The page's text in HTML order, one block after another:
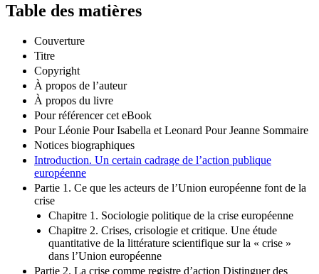
Table des matières
Couverture
Titre
Copyright
À propos de l’auteur
À propos du livre
Pour référencer cet eBook
Pour Léonie Pour Isabella et Leonard Pour Jeanne Sommaire
Notices biographiques
Introduction. Un certain cadrage de l’action publique
européenne
Partie 1. Ce que les acteurs de l’Union européenne font de la
crise
Chapitre 1. Sociologie politique de la crise européenne
Chapitre 2. Crises, crisologie et critique. Une étude
quantitative de la littérature scientifique sur la « crise »
dans l’Union européenne
Partie 2. La crise comme registre d’action Distinguer des